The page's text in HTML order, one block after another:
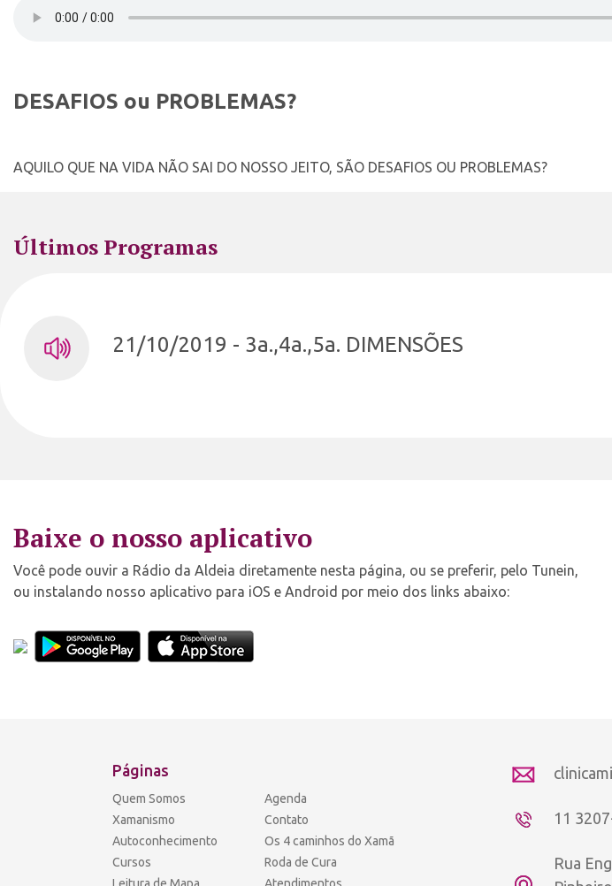
DESAFIOS ou PROBLEMAS?
AQUILO QUE NA VIDA NÃO SAI DO NOSSO JEITO, SÃO DESAFIOS OU PROBLEMAS?
Últimos Programas
21/10/2019 - 3a.,4a.,5a. DIMENSÕES
Baixe o nosso aplicativo
Você pode ouvir a Rádio da Aldeia diretamente nesta página, ou se preferir, pelo Tunein,
ou instalando nosso aplicativo para iOS e Android por meio dos links abaixo:
Páginas
Quem Somos
Agenda
Xamanismo
Contato
Autoconhecimento
Os 4 caminhos do Xamã
Cursos
Roda de Cura
11
Rua